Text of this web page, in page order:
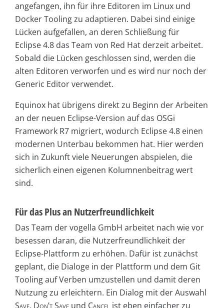
angefangen, ihn für ihre Editoren im Linux und
Docker Tooling zu adaptieren. Dabei sind einige
Lücken aufgefallen, an deren Schließung für
Eclipse 4.8 das Team von Red Hat derzeit arbeitet.
Sobald die Lücken geschlossen sind, werden die
alten Editoren verworfen und es wird nur noch der
Generic Editor verwendet.
Equinox hat übrigens direkt zu Beginn der Arbeiten
an der neuen Eclipse-Version auf das OSGi
Framework R7 migriert, wodurch Eclipse 4.8 einen
modernen Unterbau bekommen hat. Hier werden
sich in Zukunft viele Neuerungen abspielen, die
sicherlich einen eigenen Kolumnenbeitrag wert
sind.
Für das Plus an Nutzerfreundlichkeit
Das Team der vogella GmbH arbeitet nach wie vor
besessen daran, die Nutzerfreundlichkeit der
Eclipse-Plattform zu erhöhen. Dafür ist zunächst
geplant, die Dialoge in der Plattform und dem Git
Tooling auf Verben umzustellen und damit deren
Nutzung zu erleichtern. Ein Dialog mit der Auswahl
Save, Don’t Save und Cancel ist eben einfacher zu